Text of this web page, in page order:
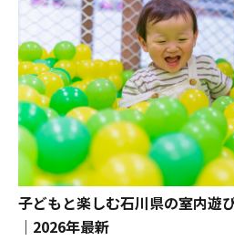
子どもと楽しむ石川県の室内遊
｜2026年最新